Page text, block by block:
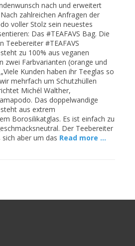
nach und erweitert
zahlreichen Anfragen der
voller Stolz sein neuestes
Das #TEAFAVS Bag. Die
Teebereiter #TEAFAVS
zu 100% aus veganen
zwei Farbvarianten (orange und
Kunden haben ihr Teeglas so
mehrfach um Schutzhüllen
Michél Walther,
Das doppelwandige
aus extrem
Borosilikatglas. Es ist einfach zu
Der Teebereiter
aber um das Read more …